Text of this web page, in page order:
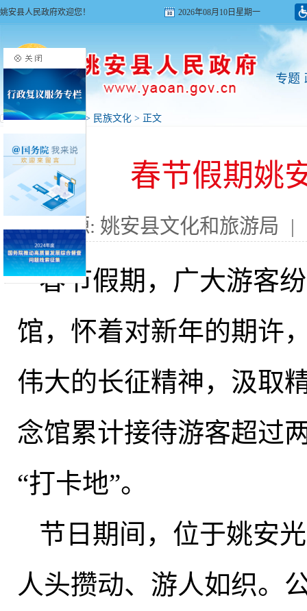
姚安县人民政府欢迎您！ 2026年08月10日星期一
专题
首页>旅游姚安> 民族文化 > 正文
春节假期姚
来源: 姚安县文化和旅游局 |
春节假期 ， 广大游客
馆，怀着对新年的期许
伟大的长征精神， 汲取
念馆累计接待游客超过
“打卡地”。
节日期间 ， 位于姚安
人头攒动、游人如织。